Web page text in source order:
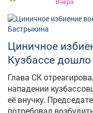
история получила
заинтересовались в
Председатель СК РФ
поручение
СУ СК России по
Александру Кустову
того, главе
представить доклад
Циничное
Кузбассе
Глава СК
нападении
её внучку. Председатель СК Александр Бастрыкин
потребовал